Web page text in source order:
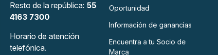
Resto de la república: 55
4163 7300
Horario de atención
telefónica.
Oportunidad
Información de ganancias
Encuentra a tu Socio de
Marca